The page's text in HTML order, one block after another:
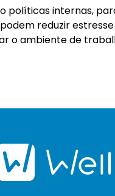
políticas internas,
reduzir
o ambiente de